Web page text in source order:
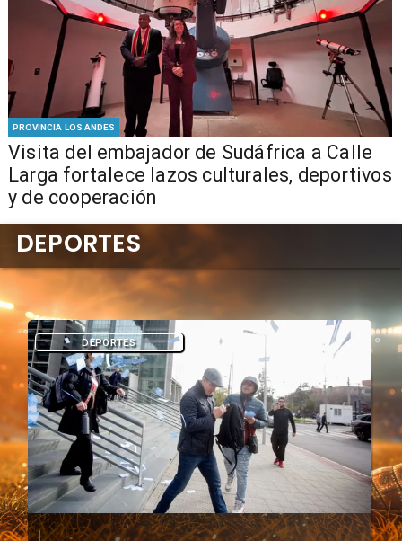
PROVINCIA LOS ANDES
​Visita del embajador de Sudáfrica a Calle
Larga fortalece lazos culturales, deportivos
y de cooperación
DEPORTES
DEPORTES